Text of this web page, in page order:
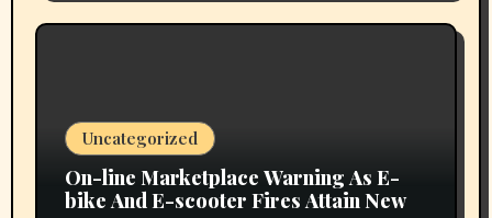
Uncategorized
On-line Marketplace Warning As E-
bike And E-scooter Fires Attain New